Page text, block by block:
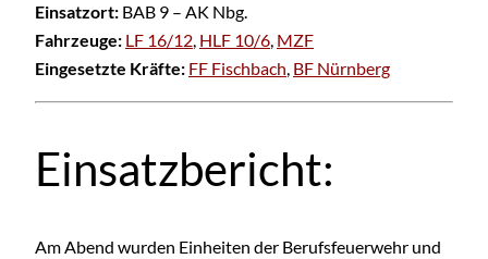
Einsatzort: BAB 9 – AK Nbg.
Fahrzeuge: LF 16/12, HLF 10/6, MZF
Eingesetzte Kräfte: FF Fischbach, BF Nürnberg
Einsatzbericht:
Am Abend wurden Einheiten der Berufsfeuerwehr und